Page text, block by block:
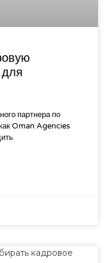
партнера по
Oman Agencies